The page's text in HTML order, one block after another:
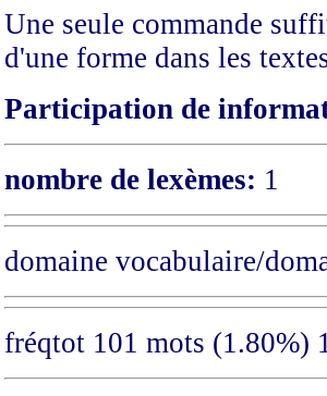
Une seule commande
d'une forme dans les
Participation de
nombre de lexèmes: 1
domaine vocabulaire/
fréqtot 101 mots (1.80%)